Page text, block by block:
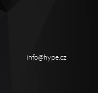
info@hype.cz